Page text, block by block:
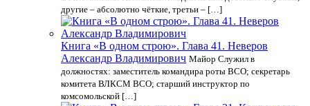
другие – абсолютно чёткие, третьи – […]
Книга «В одном строю». Глава 41. Неверов
Александр Владимирович Майор Служил в
должностях: заместитель командира роты ВСО; секретарь
комитета ВЛКСМ ВСО; старший инструктор по
комсомольской […]